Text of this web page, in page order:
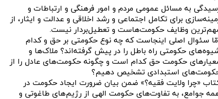
به مسائل عمومی مردم و امور فرهنگی و ارتباطات و
برای تکامل اجتماعی و رشد اخلاقی و عدالت و ایثار، از
وظایف حکومت‌هاست و تعطیل‌بردار نیست.
سئوال اصلی اینجاست که چه نوع حکومتی بر حق و کدام
حکومتی راه باطل را در پیش گرفته‌اند؟ ملاک‌ها و
حکومت حق کدام است و چگونه حکومت‌های عادل را از
استبدادی تشخیص دهیم؟
«چرا ولایت فقیه؟» ضمن بیان ضرورت ایجاد حکومت در
جوامع، به تفاوت‌های حکومت الهی از رژیم‌های طاغوتی و